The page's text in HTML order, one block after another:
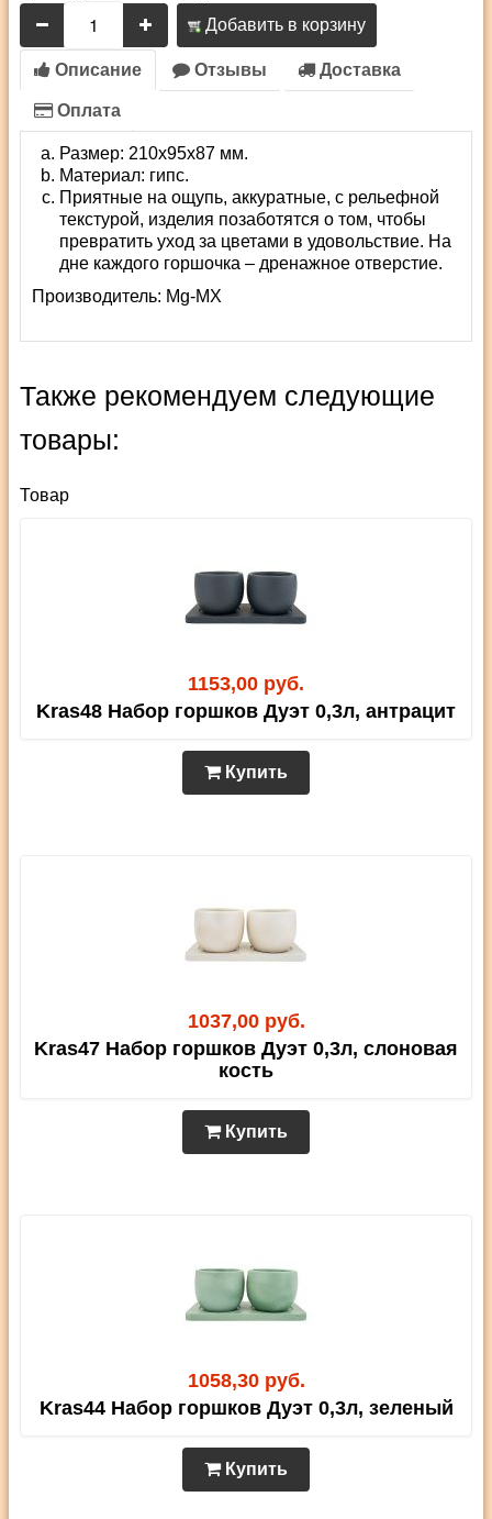
Добавить в корзину
Описание Отзывы Доставка
Оплата
Размер: 210х95х87 мм.
Материал: гипс.
Приятные на ощупь, аккуратные, с рельефной
текстурой, изделия позаботятся о том, чтобы
превратить уход за цветами в удовольствие. На
дне каждого горшочка – дренажное отверстие.
Производитель: Mg-MX
Также рекомендуем следующие
товары:
Товар
1153,00 руб.
Kras48 Набор горшков Дуэт 0,3л, антрацит
Купить
1037,00 руб.
Kras47 Набор горшков Дуэт 0,3л, слоновая
кость
Купить
1058,30 руб.
Kras44 Набор горшков Дуэт 0,3л, зеленый
Купить